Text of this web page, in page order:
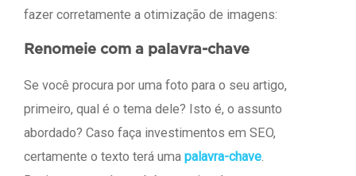
fazer corretamente a otimização de imagens:
Renomeie com a palavra-chave
Se você procura por uma foto para o seu artigo,
primeiro, qual é o tema dele? Isto é, o assunto
abordado? Caso faça investimentos em SEO,
certamente o texto terá uma palavra-chave.